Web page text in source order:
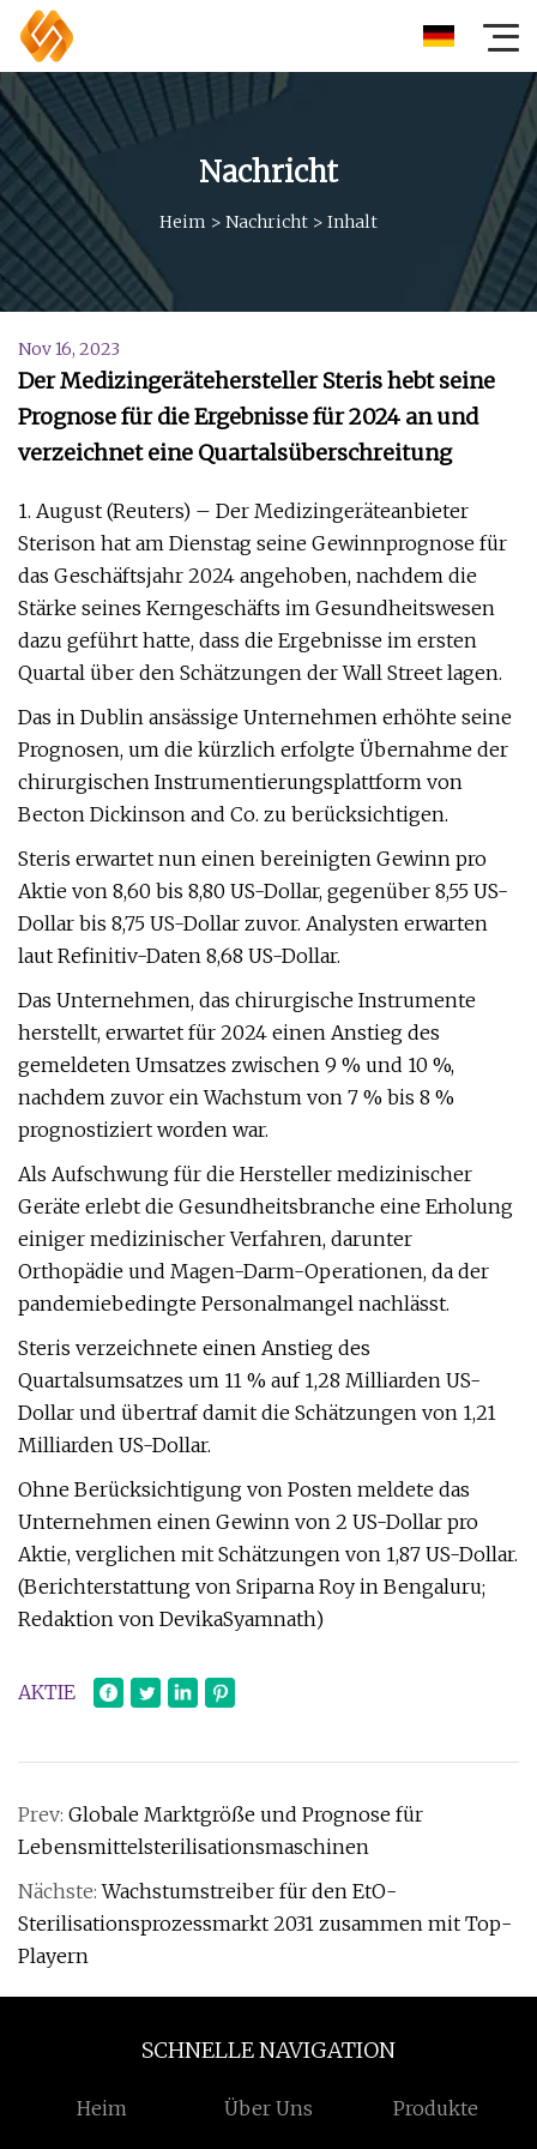
Nachricht
Heim > Nachricht > Inhalt
Nov 16, 2023
Der Medizingerätehersteller Steris hebt seine
Prognose für die Ergebnisse für 2024 an und
verzeichnet eine Quartalsüberschreitung
1. August (Reuters) – Der Medizingeräteanbieter
Sterison hat am Dienstag seine Gewinnprognose für
das Geschäftsjahr 2024 angehoben, nachdem die
Stärke seines Kerngeschäfts im Gesundheitswesen
dazu geführt hatte, dass die Ergebnisse im ersten
Quartal über den Schätzungen der Wall Street lagen.
Das in Dublin ansässige Unternehmen erhöhte seine
Prognosen, um die kürzlich erfolgte Übernahme der
chirurgischen Instrumentierungsplattform von
Becton Dickinson and Co. zu berücksichtigen.
Steris erwartet nun einen bereinigten Gewinn pro
Aktie von 8,60 bis 8,80 US-Dollar, gegenüber 8,55 US-
Dollar bis 8,75 US-Dollar zuvor. Analysten erwarten
laut Refinitiv-Daten 8,68 US-Dollar.
Das Unternehmen, das chirurgische Instrumente
herstellt, erwartet für 2024 einen Anstieg des
gemeldeten Umsatzes zwischen 9 % und 10 %,
nachdem zuvor ein Wachstum von 7 % bis 8 %
prognostiziert worden war.
Als Aufschwung für die Hersteller medizinischer
Geräte erlebt die Gesundheitsbranche eine Erholung
einiger medizinischer Verfahren, darunter
Orthopädie und Magen-Darm-Operationen, da der
pandemiebedingte Personalmangel nachlässt.
Steris verzeichnete einen Anstieg des
Quartalsumsatzes um 11 % auf 1,28 Milliarden US-
Dollar und übertraf damit die Schätzungen von 1,21
Milliarden US-Dollar.
Ohne Berücksichtigung von Posten meldete das
Unternehmen einen Gewinn von 2 US-Dollar pro
Aktie, verglichen mit Schätzungen von 1,87 US-Dollar.
(Berichterstattung von Sriparna Roy in Bengaluru;
Redaktion von DevikaSyamnath)
AKTIE
Prev: Globale Marktgröße und Prognose für
Lebensmittelsterilisationsmaschinen
Nächste:Wachstumstreiber für den EtO-
Sterilisationsprozessmarkt 2031 zusammen mit Top-
Playern
SCHNELLE NAVIGATION
Heim Über Uns Produkte